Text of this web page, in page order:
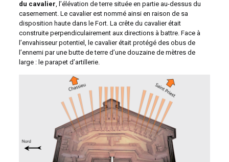
du cavalier, l’élévation de terre située en partie au-dessus du
casernement. Le cavalier est nommé ainsi en raison de sa
disposition haute dans le Fort. La crête du cavalier était
construite perpendiculairement aux directions à battre. Face à
l’envahisseur potentiel, le cavalier était protégé des obus de
l’ennemi par une butte de terre d’une douzaine de mètres de
large : le parapet d’artillerie.